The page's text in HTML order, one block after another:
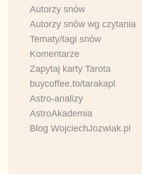
Autorzy snów
Autorzy snów wg czytania
Tematy/tagi snów
Komentarze
Zapytaj karty Tarota
buycoffee.to/tarakapl
Astro-analizy
AstroAkademia
Blog WojciechJozwiak.pl